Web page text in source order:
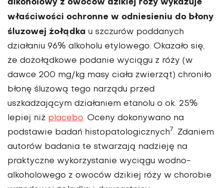
alkoholowy z owoców dzikiej róży wykazuje
właściwości ochronne w odniesieniu do błony
śluzowej żołądka u szczurów poddanych
działaniu 96% alkoholu etylowego. Okazało się,
że dożołądkowe podanie wyciągu z róży (w
dawce 200 mg/kg masy ciała zwierząt) chroniło
błonę śluzową tego narządu przed
uszkadzającym działaniem etanolu o ok. 25%
lepiej niż placebo. Oceny dokonywano na
podstawie badań histopatologicznych7. Zdaniem
autorów badania te stwarzają nadzieję na
praktyczne wykorzystanie wyciągu wodno-
alkoholowego z owoców dzikiej róży w chorobie